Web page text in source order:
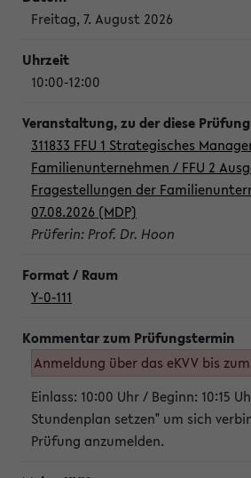
Freitag, 7. August 2026
10:00-12:00
311833 FFU 1 Strategisches
Familienunternehmen / FFU 2
Fragestellungen der
07.08.2026 (MDP)
Prüferin: Prof. Dr. Hoon
Y-0-111
Anmeldung über das eKVV bis
Einlass: 10:00 Uhr / Beginn: 10:15
Stundenplan setzen" um sich
Prüfung anzumelden.